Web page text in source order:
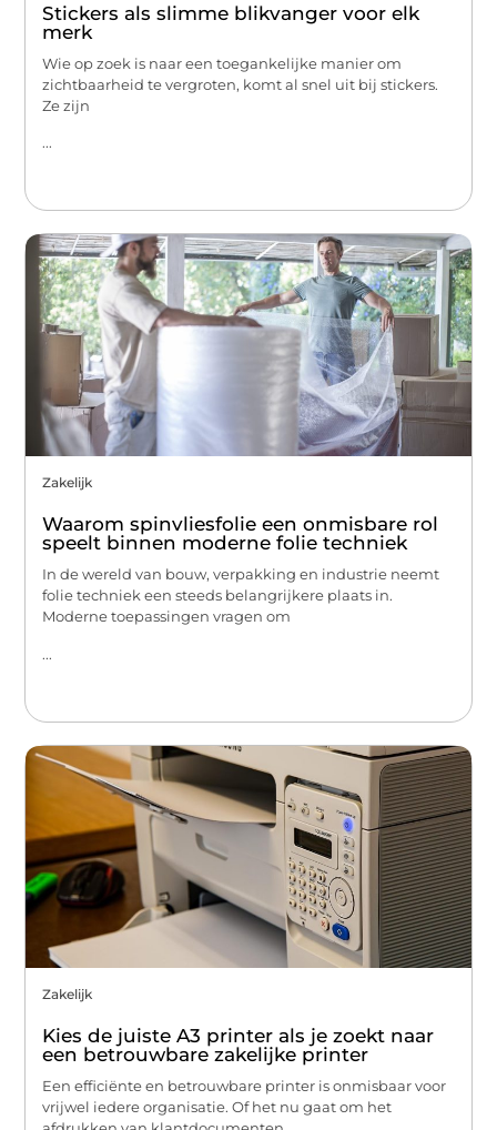
Stickers als slimme blikvanger voor elk
merk
Wie op zoek is naar een toegankelijke manier om
zichtbaarheid te vergroten, komt al snel uit bij stickers.
Ze zijn
...
Zakelijk
Waarom spinvliesfolie een onmisbare rol
speelt binnen moderne folie techniek
In de wereld van bouw, verpakking en industrie neemt
folie techniek een steeds belangrijkere plaats in.
Moderne toepassingen vragen om
...
Zakelijk
Kies de juiste A3 printer als je zoekt naar
een betrouwbare zakelijke printer
Een efficiënte en betrouwbare printer is onmisbaar voor
vrijwel iedere organisatie. Of het nu gaat om het